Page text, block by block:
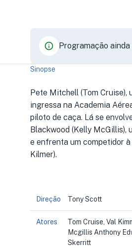
Programação ainda
Sinopse
Pete Mitchell (Tom Cruise),
ingressa na Academia
piloto de caça. Lá se
Blackwood (Kelly McGillis),
e enfrenta um competidor à
Kilmer).
Direção Tony Scott
Atores
Tom Cruise, Val
Mcgillis Anthony
Skerritt